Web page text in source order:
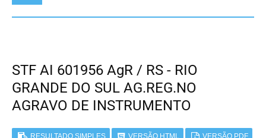
STF AI 601956 AgR / RS - RIO
GRANDE DO SUL AG.REG.NO
AGRAVO DE INSTRUMENTO